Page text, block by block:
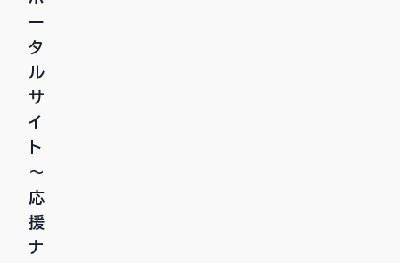
ー
タ
ル
サ
イ
ト
～
応
援
ナ